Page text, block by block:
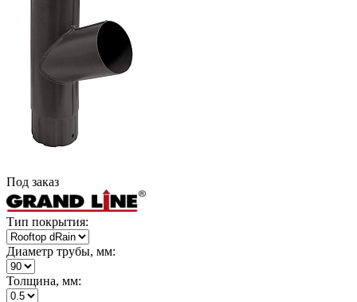
Под заказ
Тип покрытия:
Диаметр трубы, мм:
Толщина, мм: